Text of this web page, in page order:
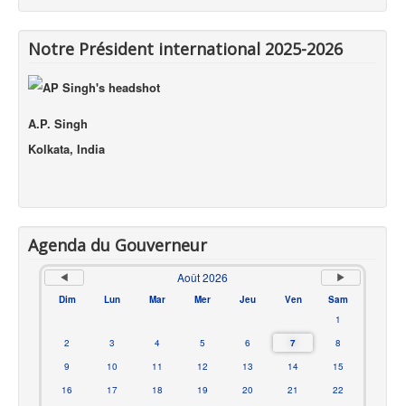
Notre Président international 2025-2026
A.P. Singh
Kolkata, India
Agenda du Gouverneur
Août 2026
Dim Lun Mar Mer Jeu Ven
Sam
1
2
3 4 5 6 7
8
9
10 11 12 13 14
15
16
17 18 19 20 21
22